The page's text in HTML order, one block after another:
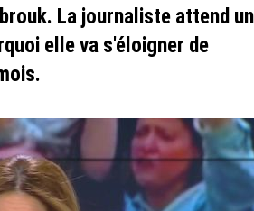
La journaliste attend un
elle va s'éloigner de